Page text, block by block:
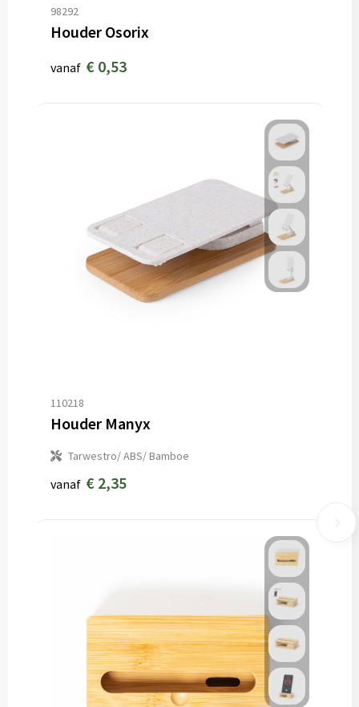
98292
Houder Osorix
vanaf € 0,53
110218
Houder Manyx
Tarwestro/ ABS/ Bamboe
vanaf € 2,35